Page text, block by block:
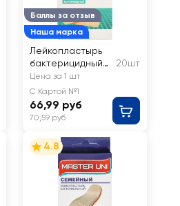
Баллы за отзыв
Наша марка
Лейкопластырь
бактерицидный
365 ДНЕЙ
20шт
Цена за 1 шт
С Картой №1
66,99 руб
70,59 руб
4.8